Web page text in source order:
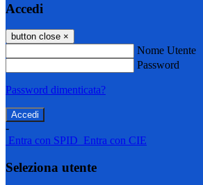
Accedi
button close ×
Nome Utente
Password
Password dimenticata?
-
Entra con SPID Entra con CIE
Seleziona utente